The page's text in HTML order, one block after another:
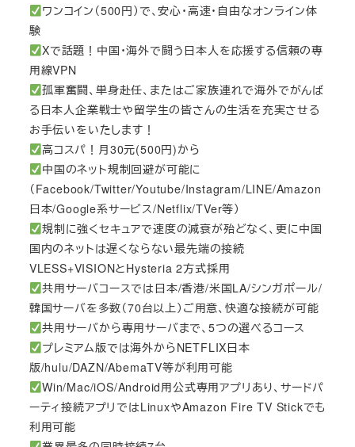
ワンコイン（500円）で、安心・高速・自由なオンライン体
験
Xで話題！中国・海外で闘う日本人を応援する信頼の専
用線VPN
孤軍奮闘、単身赴任、またはご家族連れで海外でがんば
る日本人企業戦士や留学生の皆さんの生活を充実させる
お手伝いをいたします！
高コスパ！月30元(500円)から
中国のネット規制回避が可能に
（Facebook/Twitter/Youtube/Instagram/LINE/Amazon
日本/Google系サービス/Netflix/TVer等）
規制に強くセキュアで速度の減衰が殆どなく、更に中国
国内のネットは遅くならない最先端の接続
VLESS+VISIONとHysteria 2方式採用
共用サーバコースでは日本/香港/米国LA/シンガポール/
韓国サーバを多数（70台以上）ご用意、快適な接続が可能
共用サーバから専用サーバまで、5つの選べるコース
プレミアム版では海外からNETFLIX日本
版/hulu/DAZN/AbemaTV等が利用可能
Win/Mac/iOS/Android用公式専用アプリあり、サードパ
ーティ接続アプリではLinuxやAmazon Fire TV Stickでも
利用可能